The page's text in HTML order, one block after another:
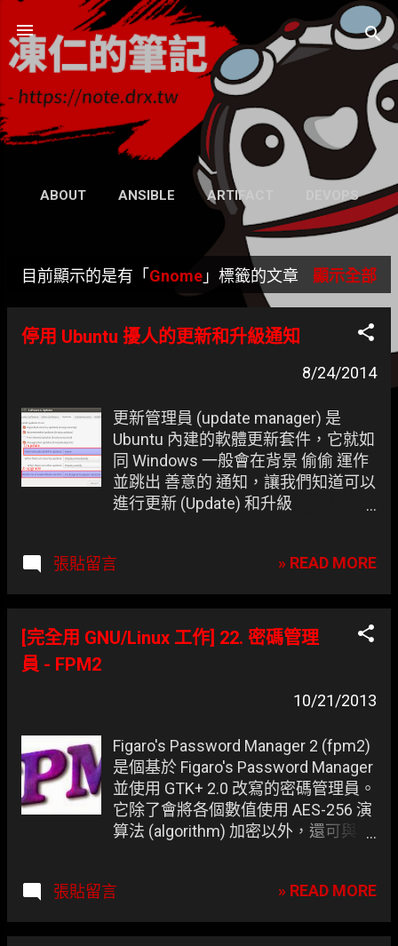
跳到主要內容
凍仁的筆記
- https://note.drx.tw
網頁
ABOUT ANSIBLE ARTIFACT DEVOPS
WIKI 更多…
GRAVATAR
表
目前顯示的是有「Gnome 」標籤的文章 顯示全部
停用 Ubuntu 擾人的更新和升級通知
8/24/2014
更新管理員 (update manager) 是
Ubuntu 內建的軟體更新套件，它就如
同 Windows 一般會在背景 偷偷 運作
並跳出 善意的 通知，讓我們知道可以
進行更新 (Update) 和升級
話視窗來打斷我們的思緒，對於喜愛
GNU/Linux 更新和升級的凍仁而言是
個很擾人的存在，幸好在 Ubuntu 上
我們還可以手動關閉它，以下分別為
張貼留言 » READ MORE
[完全用 GNU/Linux 工作] 22. 密碼管理
員 - FPM2
10/21/2013
Figaro's Password Manager 2 (fpm2)
是個基於 Figaro's Password Manager
並使用 GTK+ 2.0 改寫的密碼管理員。
它除了會將各個數值使用 AES-256 演
算法 (algorithm) 加密以外，還可與特
張貼留言
» READ MORE